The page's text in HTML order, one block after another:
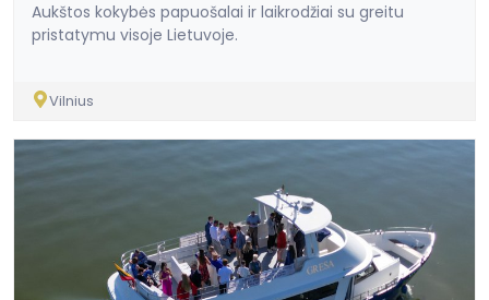
Aukštos kokybės papuošalai ir laikrodžiai su greitu
pristatymu visoje Lietuvoje.
Vilnius